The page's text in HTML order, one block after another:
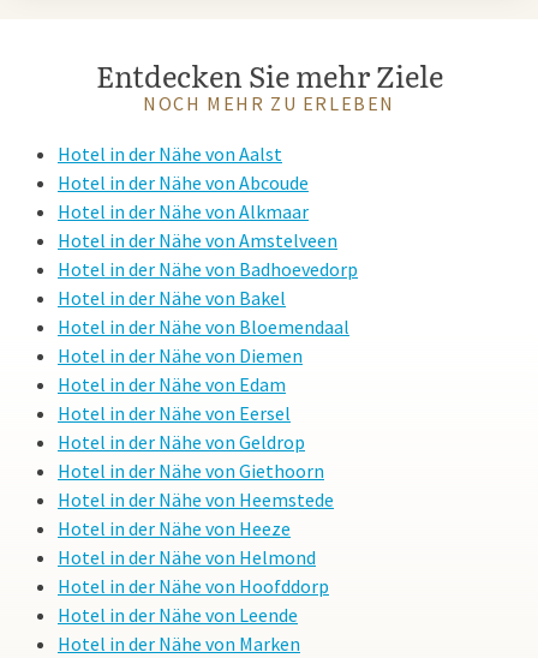
Entdecken Sie mehr Ziele
NOCH MEHR ZU ERLEBEN
Hotel in der Nähe von Aalst
Hotel in der Nähe von Abcoude
Hotel in der Nähe von Alkmaar
Hotel in der Nähe von Amstelveen
Hotel in der Nähe von Badhoevedorp
Hotel in der Nähe von Bakel
Hotel in der Nähe von Bloemendaal
Hotel in der Nähe von Diemen
Hotel in der Nähe von Edam
Hotel in der Nähe von Eersel
Hotel in der Nähe von Geldrop
Hotel in der Nähe von Giethoorn
Hotel in der Nähe von Heemstede
Hotel in der Nähe von Heeze
Hotel in der Nähe von Helmond
Hotel in der Nähe von Hoofddorp
Hotel in der Nähe von Leende
Hotel in der Nähe von Marken